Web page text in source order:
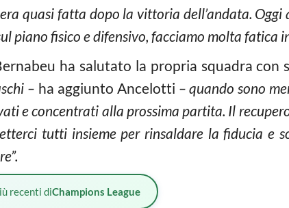
quasi fatta dopo la vittoria dell’andata.
piano fisico e difensivo, facciamo molta fatica
ha salutato la propria squadra
– ha aggiunto Ancelotti – quando sono
e concentrati alla prossima partita. Il
tutti insieme per rinsaldare la fiducia e
recenti diChampions League